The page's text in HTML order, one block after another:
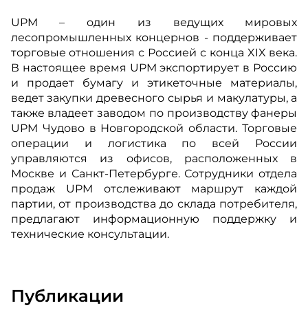
UPM – один из ведущих мировых
лесопромышленных концернов - поддерживает
торговые отношения с Россией с конца XIX века.
В настоящее время UPM экспортирует в Россию
и продает бумагу и этикеточные материалы,
ведет закупки древесного сырья и макулатуры, а
также владеет заводом по производству фанеры
UPM Чудово в Новгородской области. Торговые
операции и логистика по всей России
управляются из офисов, расположенных в
Москве и Санкт-Петербурге. Сотрудники отдела
продаж UPM отслеживают маршрут каждой
партии, от производства до склада потребителя,
предлагают информационную поддержку и
технические консультации.
Публикации